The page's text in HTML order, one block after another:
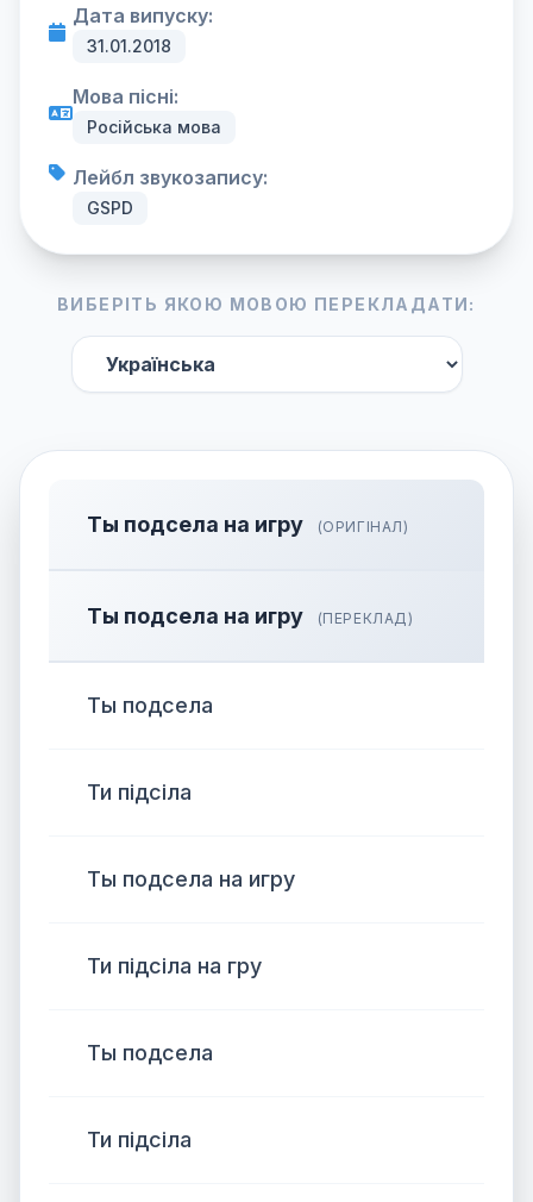
Дата випуску:
31.01.2018
Мова пісні:
Російська мова
Лейбл звукозапису:
GSPD
ВИБЕРІТЬ ЯКОЮ МОВОЮ ПЕРЕКЛАДАТИ:
Ты подсела на игру (ОРИГІНАЛ)
Ты подсела на игру (ПЕРЕКЛАД)
Ты подсела
Ти підсіла
Ты подсела на игру
Ти підсіла на гру
Ты подсела
Ти підсіла